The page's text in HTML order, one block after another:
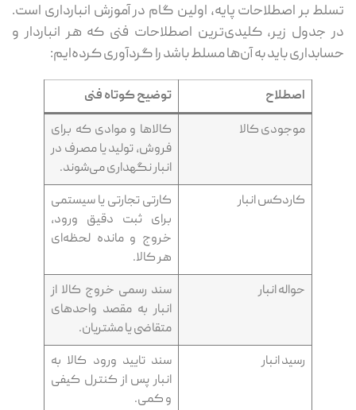
بر اصطلاحات پایه، اولین گام در آموزش انبارداری است.
جدول زیر، کلیدی‌ترین اصطلاحات فنی که هر انباردار و
باید به آن‌ها مسلط باشد را گردآوری کرده‌ایم:
اصطلاح
توضیح کوتاه فنی
موجودی کالا
کالاها و موادی که برای
فروش، تولید یا مصرف در
انبار نگهداری می‌شوند.
کاردکس انبار
کارتی تجارتی یا سیستمی
برای ثبت دقیق ورود،
خروج و مانده لحظه‌ای
هر کالا.
حواله انبار
سند رسمی خروج کالا از
انبار به مقصد واحدهای
متقاضی یا مشتریان.
رسید انبار
سند تایید ورود کالا به
انبار پس از کنترل کیفی
و کمی.